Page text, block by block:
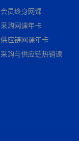
会员终身网课
采购网课年卡
供应链网课年卡
采购与供应链热销课